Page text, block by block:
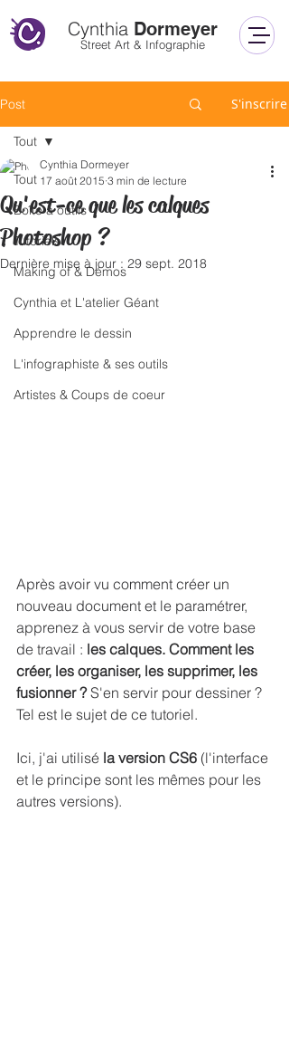
Cynthia Dormeyer
Street Art & Infographie
Post S'inscrire
Tout
Boîte à outils
Tutoriels
Making of & Démos
Cynthia et L'atelier Géant
Apprendre le dessin
L'infographiste & ses outils
Artistes & Coups de coeur
Tout
Qu'est-ce que les calques
Photoshop ?
Cynthia Dormeyer
17 août 2015 3 min de lecture
Dernière mise à jour : 29 sept. 2018
Après avoir vu comment créer un
nouveau document et le paramétrer,
apprenez à vous servir de votre base
de travail : les calques. Comment les
créer, les organiser, les supprimer, les
fusionner ? S'en servir pour dessiner ?
Tel est le sujet de ce tutoriel.
Ici, j'ai utilisé la version CS6 (l'interface
et le principe sont les mêmes pour les
autres versions).